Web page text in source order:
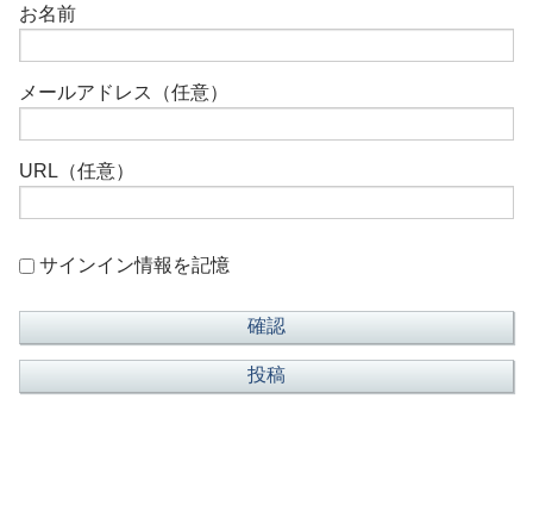
お名前
メールアドレス（任意）
URL（任意）
サインイン情報を記憶